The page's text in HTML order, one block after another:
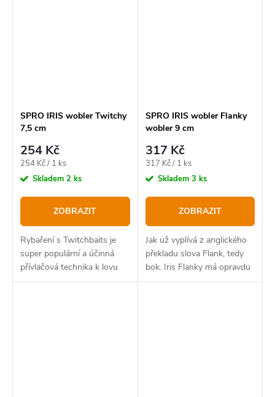
SPRO IRIS wobler Twitchy
7,5 cm
254 Kč
Měrná
cena:
254 Kč / 1 ks
Skladem 2 ks
ZOBRAZIT
Rybaření s Twitchbaits je
super populární a účinná
přívlačová technika k lovu
všech druhů dravých ryb.
SPRO IRIS wobler Flanky
wobler 9 cm
317 Kč
Měrná
cena:
317 Kč / 1 ks
Skladem 3 ks
ZOBRAZIT
Jak už vyplívá z anglického
překladu slova Flank, tedy
bok. Iris Flanky má opravdu
výrazný boční chod a to